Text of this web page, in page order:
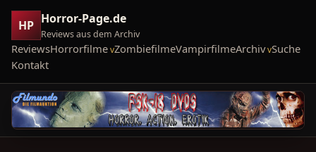
HP Horror-Page.de
Reviews aus dem Archiv
ReviewsHorrorfilme ZombiefilmeVampirfilmeArchiv Suche
Kontakt